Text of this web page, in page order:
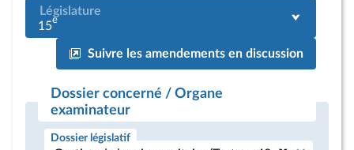
Législature
15e
Suivre les amendements en discussion
Dossier concerné / Organe
examinateur
Dossier législatif